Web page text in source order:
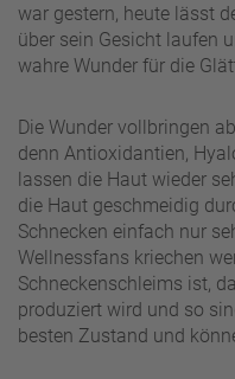
war gestern, heute lässt
über sein Gesicht laufen
wahre Wunder für die
Die Wunder vollbringen
denn Antioxidantien,
lassen die Haut wieder
die Haut geschmeidig
Schnecken einfach nur
Wellnessfans kriechen
Schneckenschleims ist,
produziert wird und so
besten Zustand und